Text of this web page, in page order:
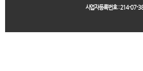
사업자등록번호 : 214-07-